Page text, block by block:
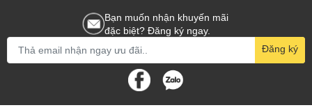
Bạn muốn nhận khuyến mãi
đặc biệt? Đăng ký ngay.
Đăng ký